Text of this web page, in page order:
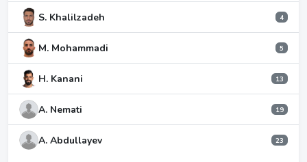
S. Khalilzadeh 4
M. Mohammadi 5
H. Kanani 13
A. Nemati 19
A. Abdullayev 23